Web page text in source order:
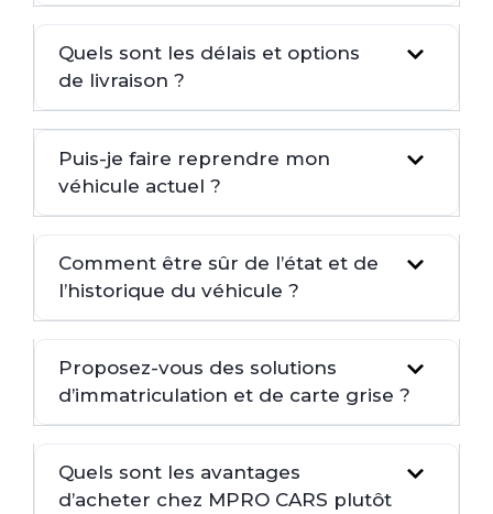
Quels sont les délais et options
de livraison ?
Puis-je faire reprendre mon
véhicule actuel ?
Comment être sûr de l’état et de
l’historique du véhicule ?
Proposez-vous des solutions
d’immatriculation et de carte grise ?
Quels sont les avantages
d’acheter chez MPRO CARS plutôt